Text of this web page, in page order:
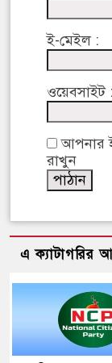
ই-মেইল :
ওয়েবসাইট :
আপনার
রাখুন
এ ক্যাটাগরির